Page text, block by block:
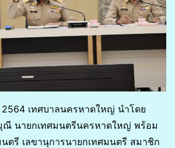
เทศบาลนครหาดใหญ่ นำโดย
ณี นายกเทศมนตรีนครหาดใหญ่ พร้อม
ตรี เลขานุการนายกเทศมนตรี สมาชิก